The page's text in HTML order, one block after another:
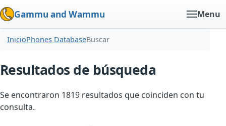
Gammu and Wammu Menu
InicioPhones DatabaseBuscar
Resultados de búsqueda
Se encontraron 1819 resultados que coinciden con tu
consulta.